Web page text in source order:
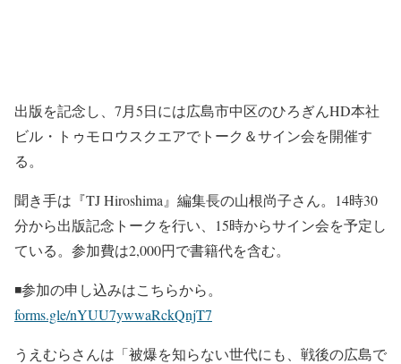
出版を記念し、7月5日には広島市中区のひろぎんHD本社
ビル・トゥモロウスクエアでトーク＆サイン会を開催す
る。
聞き手は『TJ Hiroshima』編集長の山根尚子さん。14時30
分から出版記念トークを行い、15時からサイン会を予定し
ている。参加費は2,000円で書籍代を含む。
◾️参加の申し込みはこちらから。
forms.gle/nYUU7ywwaRckQnjT7
うえむらさんは「被爆を知らない世代にも、戦後の広島で